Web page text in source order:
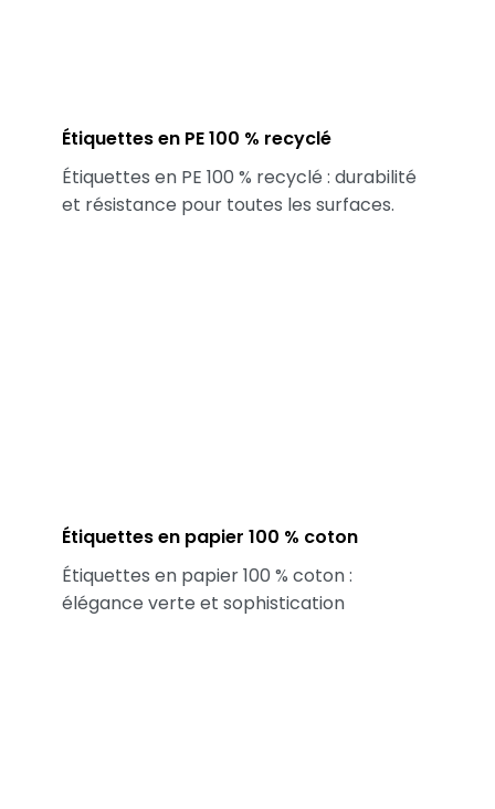
Étiquettes en PE 100 % recyclé
Étiquettes en PE 100 % recyclé : durabilité
et résistance pour toutes les surfaces.
Étiquettes en papier 100 % coton
Étiquettes en papier 100 % coton :
élégance verte et sophistication